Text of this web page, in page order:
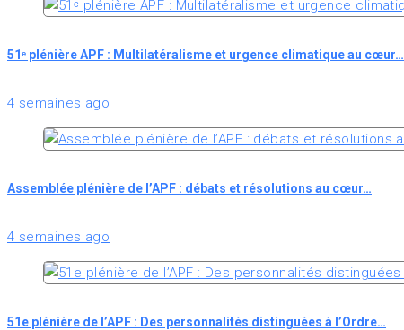
51ᵉ plénière APF : Multilatéralisme et urgence climatique au cœur…
4 semaines ago
Assemblée plénière de l’APF : débats et résolutions au cœur…
4 semaines ago
51e plénière de l’APF : Des personnalités distinguées à l’Ordre…